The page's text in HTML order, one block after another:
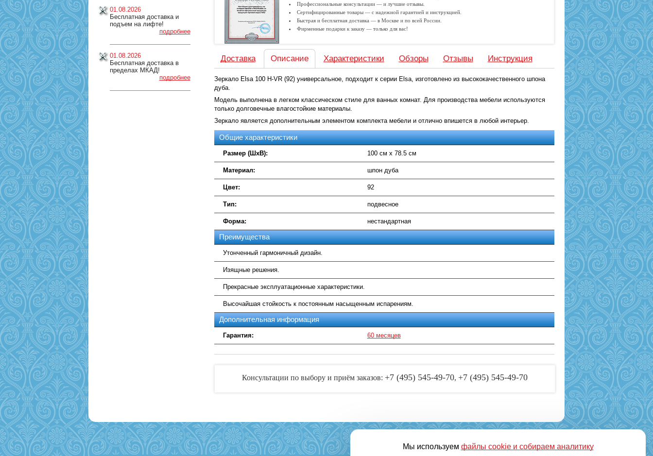
01.08.2026
Бесплатная доставка и
подъем на лифте!
подробнее
01.08.2026
Бесплатная доставка в
пределах МКАД!
подробнее
Профессиональные консультации — и лучшие отзывы.
Сертифицированные товары — с надежной гарантией и инструкцией.
Быстрая и бесплатная доставка — в Москве и по всей России.
Фирменные подарки к заказу — только для вас!
Доставка Описание Характеристики Обзоры Отзывы Инструкция
Зеркало Elsa 100 H-VR (92) универсальное, подходит к серии Elsa, изготовлено из высококачественного шпона
дуба.
Модель выполнена в легком классическом стиле для ванных комнат. Для производства мебели используются
только долговечные влагостойкие материалы.
Зеркало является дополнительным элементом комплекта мебели и отлично впишется в любой интерьер.
Общие характеристики
Размер (ШхВ): 100 см х 78.5 см
Материал: шпон дуба
Цвет: 92
Тип: подвесное
Форма: нестандартная
Преимущества
Утонченный гармоничный дизайн.
Изящные решения.
Прекрасные эксплуатационные характеристики.
Высочайшая стойкость к постоянным насыщенным испарениям.
Дополнительная информация
Гарантия: 60 месяцев
Консультации по выбору и приём заказов: +7 (495) 545-49-70, +7 (495) 545-49-70
Мы используем файлы cookie и собираем аналитику